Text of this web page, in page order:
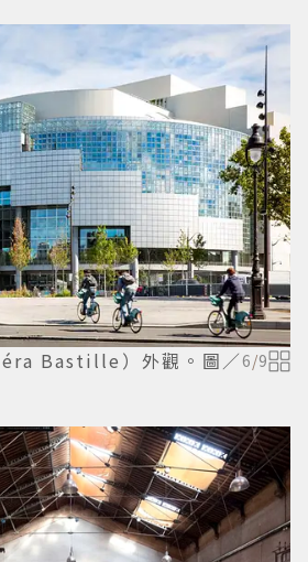
Bastille）外觀。圖／6/9